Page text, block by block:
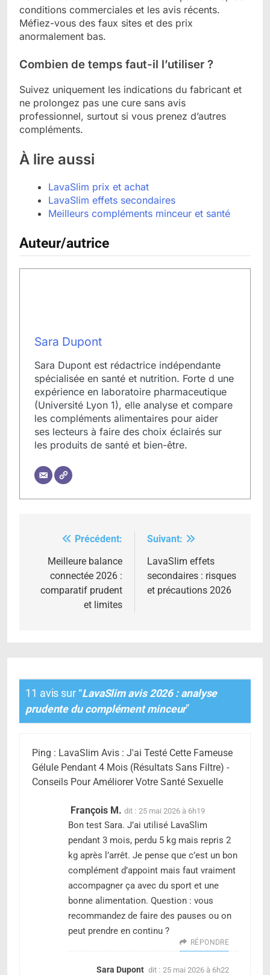
conditions commerciales et les avis récents.
Méfiez-vous des faux sites et des prix
anormalement bas.
Combien de temps faut-il l’utiliser ?
Suivez uniquement les indications du fabricant et
ne prolongez pas une cure sans avis
professionnel, surtout si vous prenez d’autres
compléments.
À lire aussi
LavaSlim prix et achat
LavaSlim effets secondaires
Meilleurs compléments minceur et santé
Auteur/autrice
Sara Dupont
Sara Dupont est rédactrice indépendante
spécialisée en santé et nutrition. Forte d une
expérience en laboratoire pharmaceutique
(Université Lyon 1), elle analyse et compare
les compléments alimentaires pour aider
ses lecteurs à faire des choix éclairés sur
les produits de santé et bien-être.
Navigation
l’article
Précédent:
Meilleure balance
connectée 2026 :
comparatif prudent
et limites
Suivant:
LavaSlim effets
secondaires : risques
et précautions 2026
11 avis sur “LavaSlim avis 2026 : analyse
prudente du complément minceur”
Ping : LavaSlim Avis : J'ai Testé Cette Fameuse
Gélule Pendant 4 Mois (Résultats Sans Filtre) -
Conseils Pour Améliorer Votre Santé Sexuelle
François M. dit : 25 mai 2026 à 6h19
Bon test Sara. J’ai utilisé LavaSlim
pendant 3 mois, perdu 5 kg mais repris 2
kg après l’arrêt. Je pense que c’est un bon
complément d’appoint mais faut vraiment
accompagner ça avec du sport et une
bonne alimentation. Question : vous
recommandez de faire des pauses ou on
peut prendre en continu ?
RÉPONDRE
Sara Dupont dit : 25 mai 2026 à 6h22